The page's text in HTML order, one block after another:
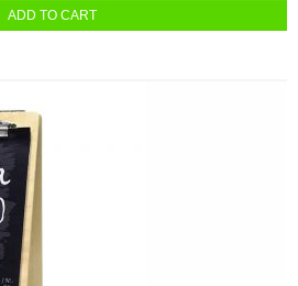
ADD TO CART